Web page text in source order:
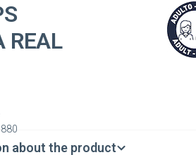
REAL
about the product